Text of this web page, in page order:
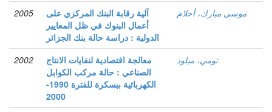
2005
آلية رقابة البنك المركزي على
أعمال البنوك في ظل المعايير
الدولية : دراسة حالة بنك الجزائر
موسى مبارك، أحلام
2002
معالجة اقتصادية لنفايات الانتاج
الصناعي : حالة مركب الكوابل
الكهربائية ببسكرة للفترة 1990-
2000
تومي، ميلود